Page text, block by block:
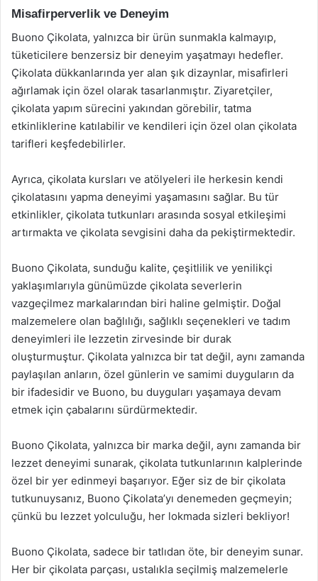
Misafirperverlik ve Deneyim
Buono Çikolata, yalnızca bir ürün sunmakla kalmayıp,
tüketicilere benzersiz bir deneyim yaşatmayı hedefler.
Çikolata dükkanlarında yer alan şık dizaynlar, misafirleri
ağırlamak için özel olarak tasarlanmıştır. Ziyaretçiler,
çikolata yapım sürecini yakından görebilir, tatma
etkinliklerine katılabilir ve kendileri için özel olan çikolata
tarifleri keşfedebilirler.
Ayrıca, çikolata kursları ve atölyeleri ile herkesin kendi
çikolatasını yapma deneyimi yaşamasını sağlar. Bu tür
etkinlikler, çikolata tutkunları arasında sosyal etkileşimi
artırmakta ve çikolata sevgisini daha da pekiştirmektedir.
Buono Çikolata, sunduğu kalite, çeşitlilik ve yenilikçi
yaklaşımlarıyla günümüzde çikolata severlerin
vazgeçilmez markalarından biri haline gelmiştir. Doğal
malzemelere olan bağlılığı, sağlıklı seçenekleri ve tadım
deneyimleri ile lezzetin zirvesinde bir durak
oluşturmuştur. Çikolata yalnızca bir tat değil, aynı zamanda
paylaşılan anların, özel günlerin ve samimi duyguların da
bir ifadesidir ve Buono, bu duyguları yaşamaya devam
etmek için çabalarını sürdürmektedir.
Buono Çikolata, yalnızca bir marka değil, aynı zamanda bir
lezzet deneyimi sunarak, çikolata tutkunlarının kalplerinde
özel bir yer edinmeyi başarıyor. Eğer siz de bir çikolata
tutkunuysanız, Buono Çikolata’yı denemeden geçmeyin;
çünkü bu lezzet yolculuğu, her lokmada sizleri bekliyor!
Buono Çikolata, sadece bir tatlıdan öte, bir deneyim sunar.
Her bir çikolata parçası, ustalıkla seçilmiş malzemelerle